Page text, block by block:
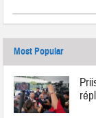
Most Popular